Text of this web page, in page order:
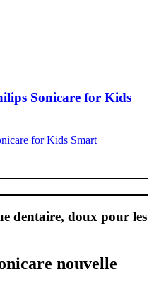
Sonicare for Kids
for Kids Smart
dentaire, doux pour les
nouvelle